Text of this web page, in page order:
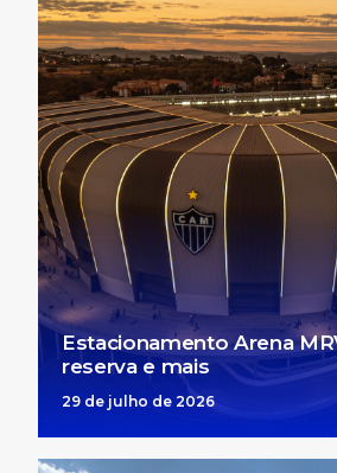
Estacionamento Arena
reserva e mais
29 de julho de 2026